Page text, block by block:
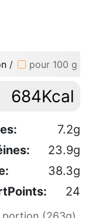
/ pour 100 g
684Kcal
7.2g
23.9g
38.3g
24